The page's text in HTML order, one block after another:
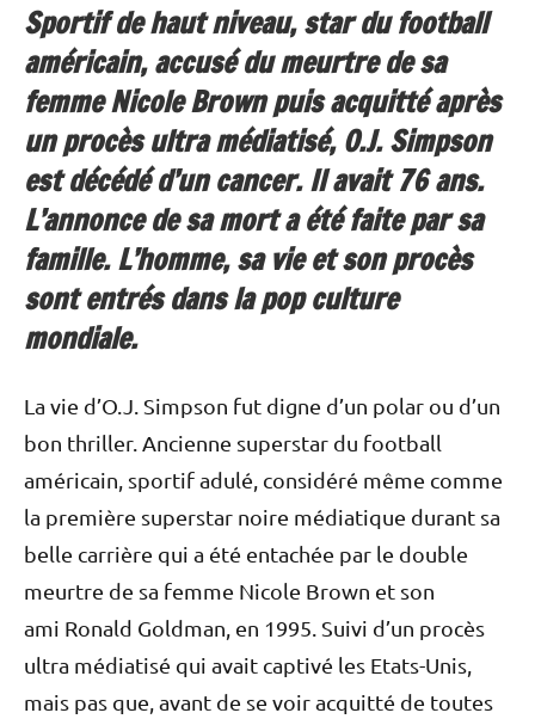
Sportif de haut niveau, star du football
américain, accusé du meurtre de sa
femme Nicole Brown puis acquitté après
un procès ultra médiatisé, O.J. Simpson
est décédé d’un cancer. Il avait 76 ans.
L’annonce de sa mort a été faite par sa
famille. L’homme, sa vie et son procès
sont entrés dans la pop culture
mondiale.
La vie d’O.J. Simpson fut digne d’un polar ou d’un
bon thriller. Ancienne superstar du football
américain, sportif adulé, considéré même comme
la première superstar noire médiatique durant sa
belle carrière qui a été entachée par le double
meurtre de sa femme Nicole Brown et son
ami Ronald Goldman, en 1995. Suivi d’un procès
ultra médiatisé qui avait captivé les Etats-Unis,
mais pas que, avant de se voir acquitté de toutes